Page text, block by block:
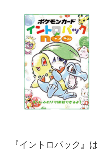
『イントロパック』